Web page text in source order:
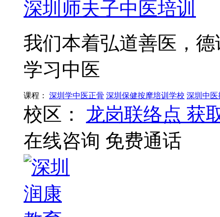
深圳师夫子中医培训
我们本着弘道善医，
学习中医
课程： 深圳学中医正骨 深圳保健按摩培训学校 深圳中医
校区： 龙岗联络点 获
在线咨询 免费通话